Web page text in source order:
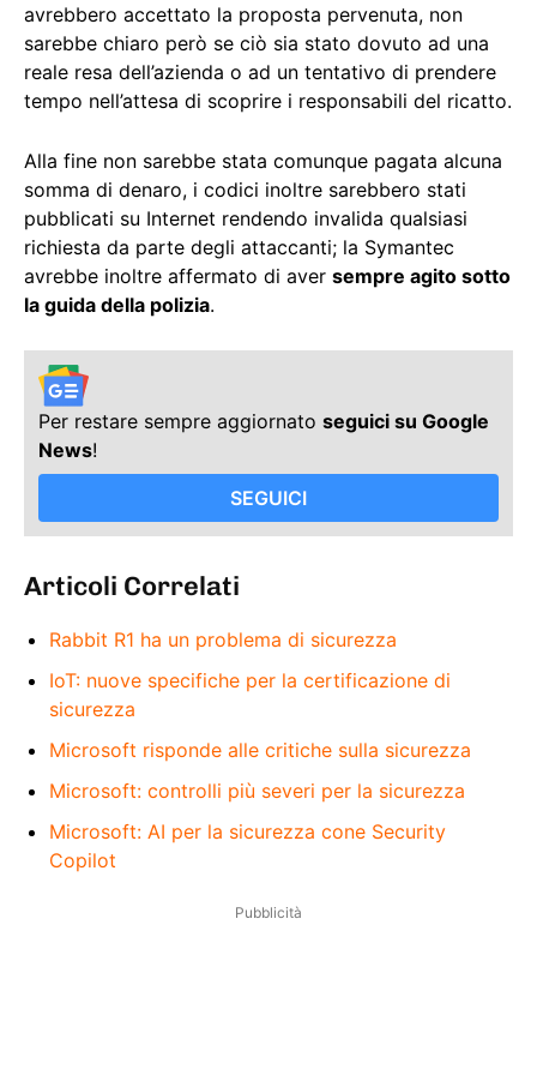
avrebbero accettato la proposta pervenuta, non
sarebbe chiaro però se ciò sia stato dovuto ad una
reale resa dell’azienda o ad un tentativo di prendere
tempo nell’attesa di scoprire i responsabili del ricatto.
Alla fine non sarebbe stata comunque pagata alcuna
somma di denaro, i codici inoltre sarebbero stati
pubblicati su Internet rendendo invalida qualsiasi
richiesta da parte degli attaccanti; la Symantec
avrebbe inoltre affermato di aver sempre agito sotto
la guida della polizia.
Per restare sempre aggiornato seguici su Google
News!
SEGUICI
Articoli Correlati
Rabbit R1 ha un problema di sicurezza
IoT: nuove specifiche per la certificazione di
sicurezza
Microsoft risponde alle critiche sulla sicurezza
Microsoft: controlli più severi per la sicurezza
Microsoft: AI per la sicurezza cone Security
Copilot
Pubblicità